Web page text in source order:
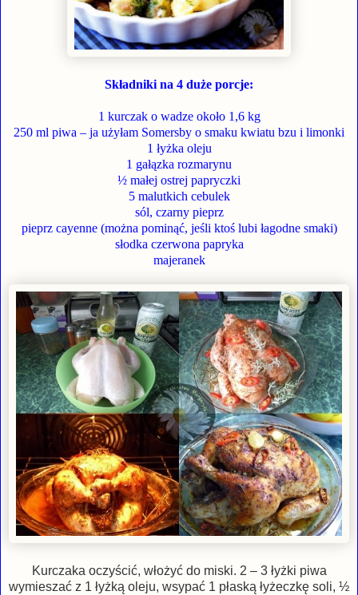
Składniki na 4 duże porcje:
1 kurczak o wadze około 1,6 kg
250 ml piwa – ja użyłam Somersby o smaku kwiatu bzu i limonki
1 łyżka oleju
1 gałązka rozmarynu
½ małej ostrej papryczki
5 malutkich cebulek
sól, czarny pieprz
pieprz cayenne (można pominąć, jeśli ktoś lubi łagodne smaki)
słodka czerwona papryka
majeranek
Kurczaka oczyścić, włożyć do miski. 2 – 3 łyżki piwa
wymieszać z 1 łyżką oleju, wsypać 1 płaską łyżeczkę soli, ½